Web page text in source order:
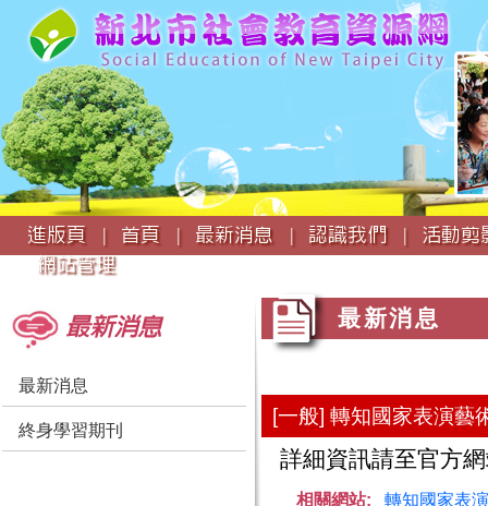
:::
進版頁 |
首頁 | 最新消息 | 認識我們 |
活動
網站管理
最新消息
最新消息
終身學習期刊
最新消息
[一般] 轉知國家表演藝
詳細資訊請至官方
相關網站: 轉知國家表